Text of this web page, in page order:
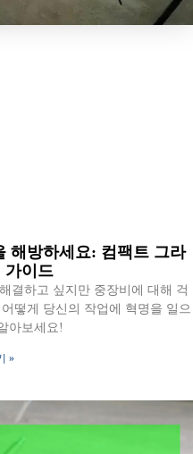
해방하세요: 컴팩트 그라
가이드
결하고 싶지만 중장비에 대해 걱
떻게 당신의 작업에 혁명을 일으
아보세요!
»